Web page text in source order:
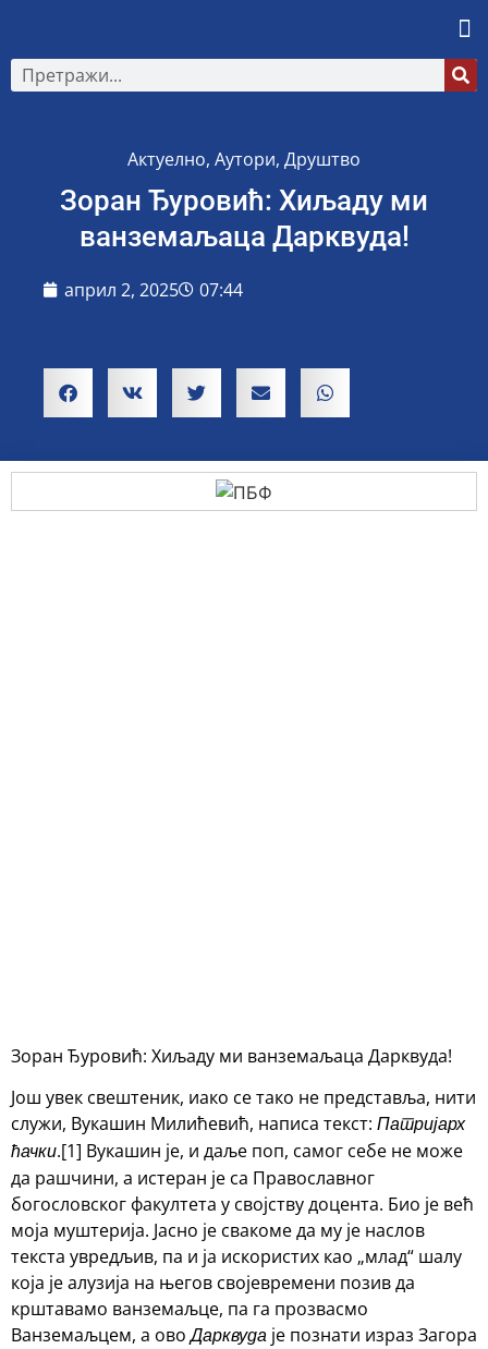
Актуелно, Аутори, Друштво
Зоран Ђуровић: Хиљаду ми
ванземаљаца Дарквуда!
април 2, 2025 07:44
Зоран Ђуровић: Хиљаду ми ванземаљаца Дарквуда!
Још увек свештеник, иако се тако не представља, нити
служи, Вукашин Милићевић, написа текст: Патријарх
ћачки.[1] Вукашин је, и даље поп, самог себе не може
да рашчини, а истеран је са Православног
богословског факултета у својству доцента. Био је већ
моја муштерија. Јасно је свакоме да му је наслов
текста увредљив, па и ја искористих као „млад“ шалу
која је алузија на његов својевремени позив да
крштавамо ванземаљце, па га прозвасмо
Ванземаљцем, а овоДарквуда је познати израз Загора